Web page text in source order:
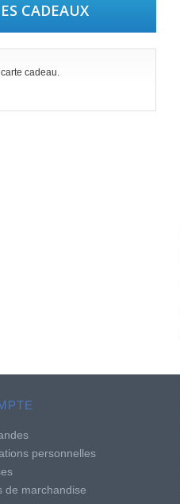
CADEAUX
cadeau.
personnelles
de marchandise